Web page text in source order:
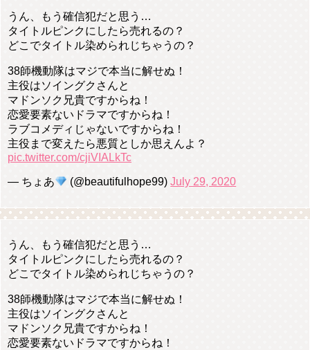
うん、もう確信犯だと思う…
タイトルピンクにしたら売れるの？
どこでタイトル染められじちゃうの？
38師機動隊はマジで本当に解せぬ！
主役はソイングクさんと
マドンソク兄貴ですからね！
恋愛要素ないドラマですからね！
ラブコメディじゃないですからね！
主役まで変えたら悪質としか思えんよ？
pic.twitter.com/cjiVIALkTc
— ちょあ (@beautifulhope99)July 29, 2020
うん、もう確信犯だと思う…
タイトルピンクにしたら売れるの？
どこでタイトル染められじちゃうの？
38師機動隊はマジで本当に解せぬ！
主役はソイングクさんと
マドンソク兄貴ですからね！
恋愛要素ないドラマですからね！